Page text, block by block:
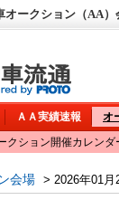
オークション（AA
ＡＡ実績速報 オ
クション開催カレンダ
会場 > 2026年01月